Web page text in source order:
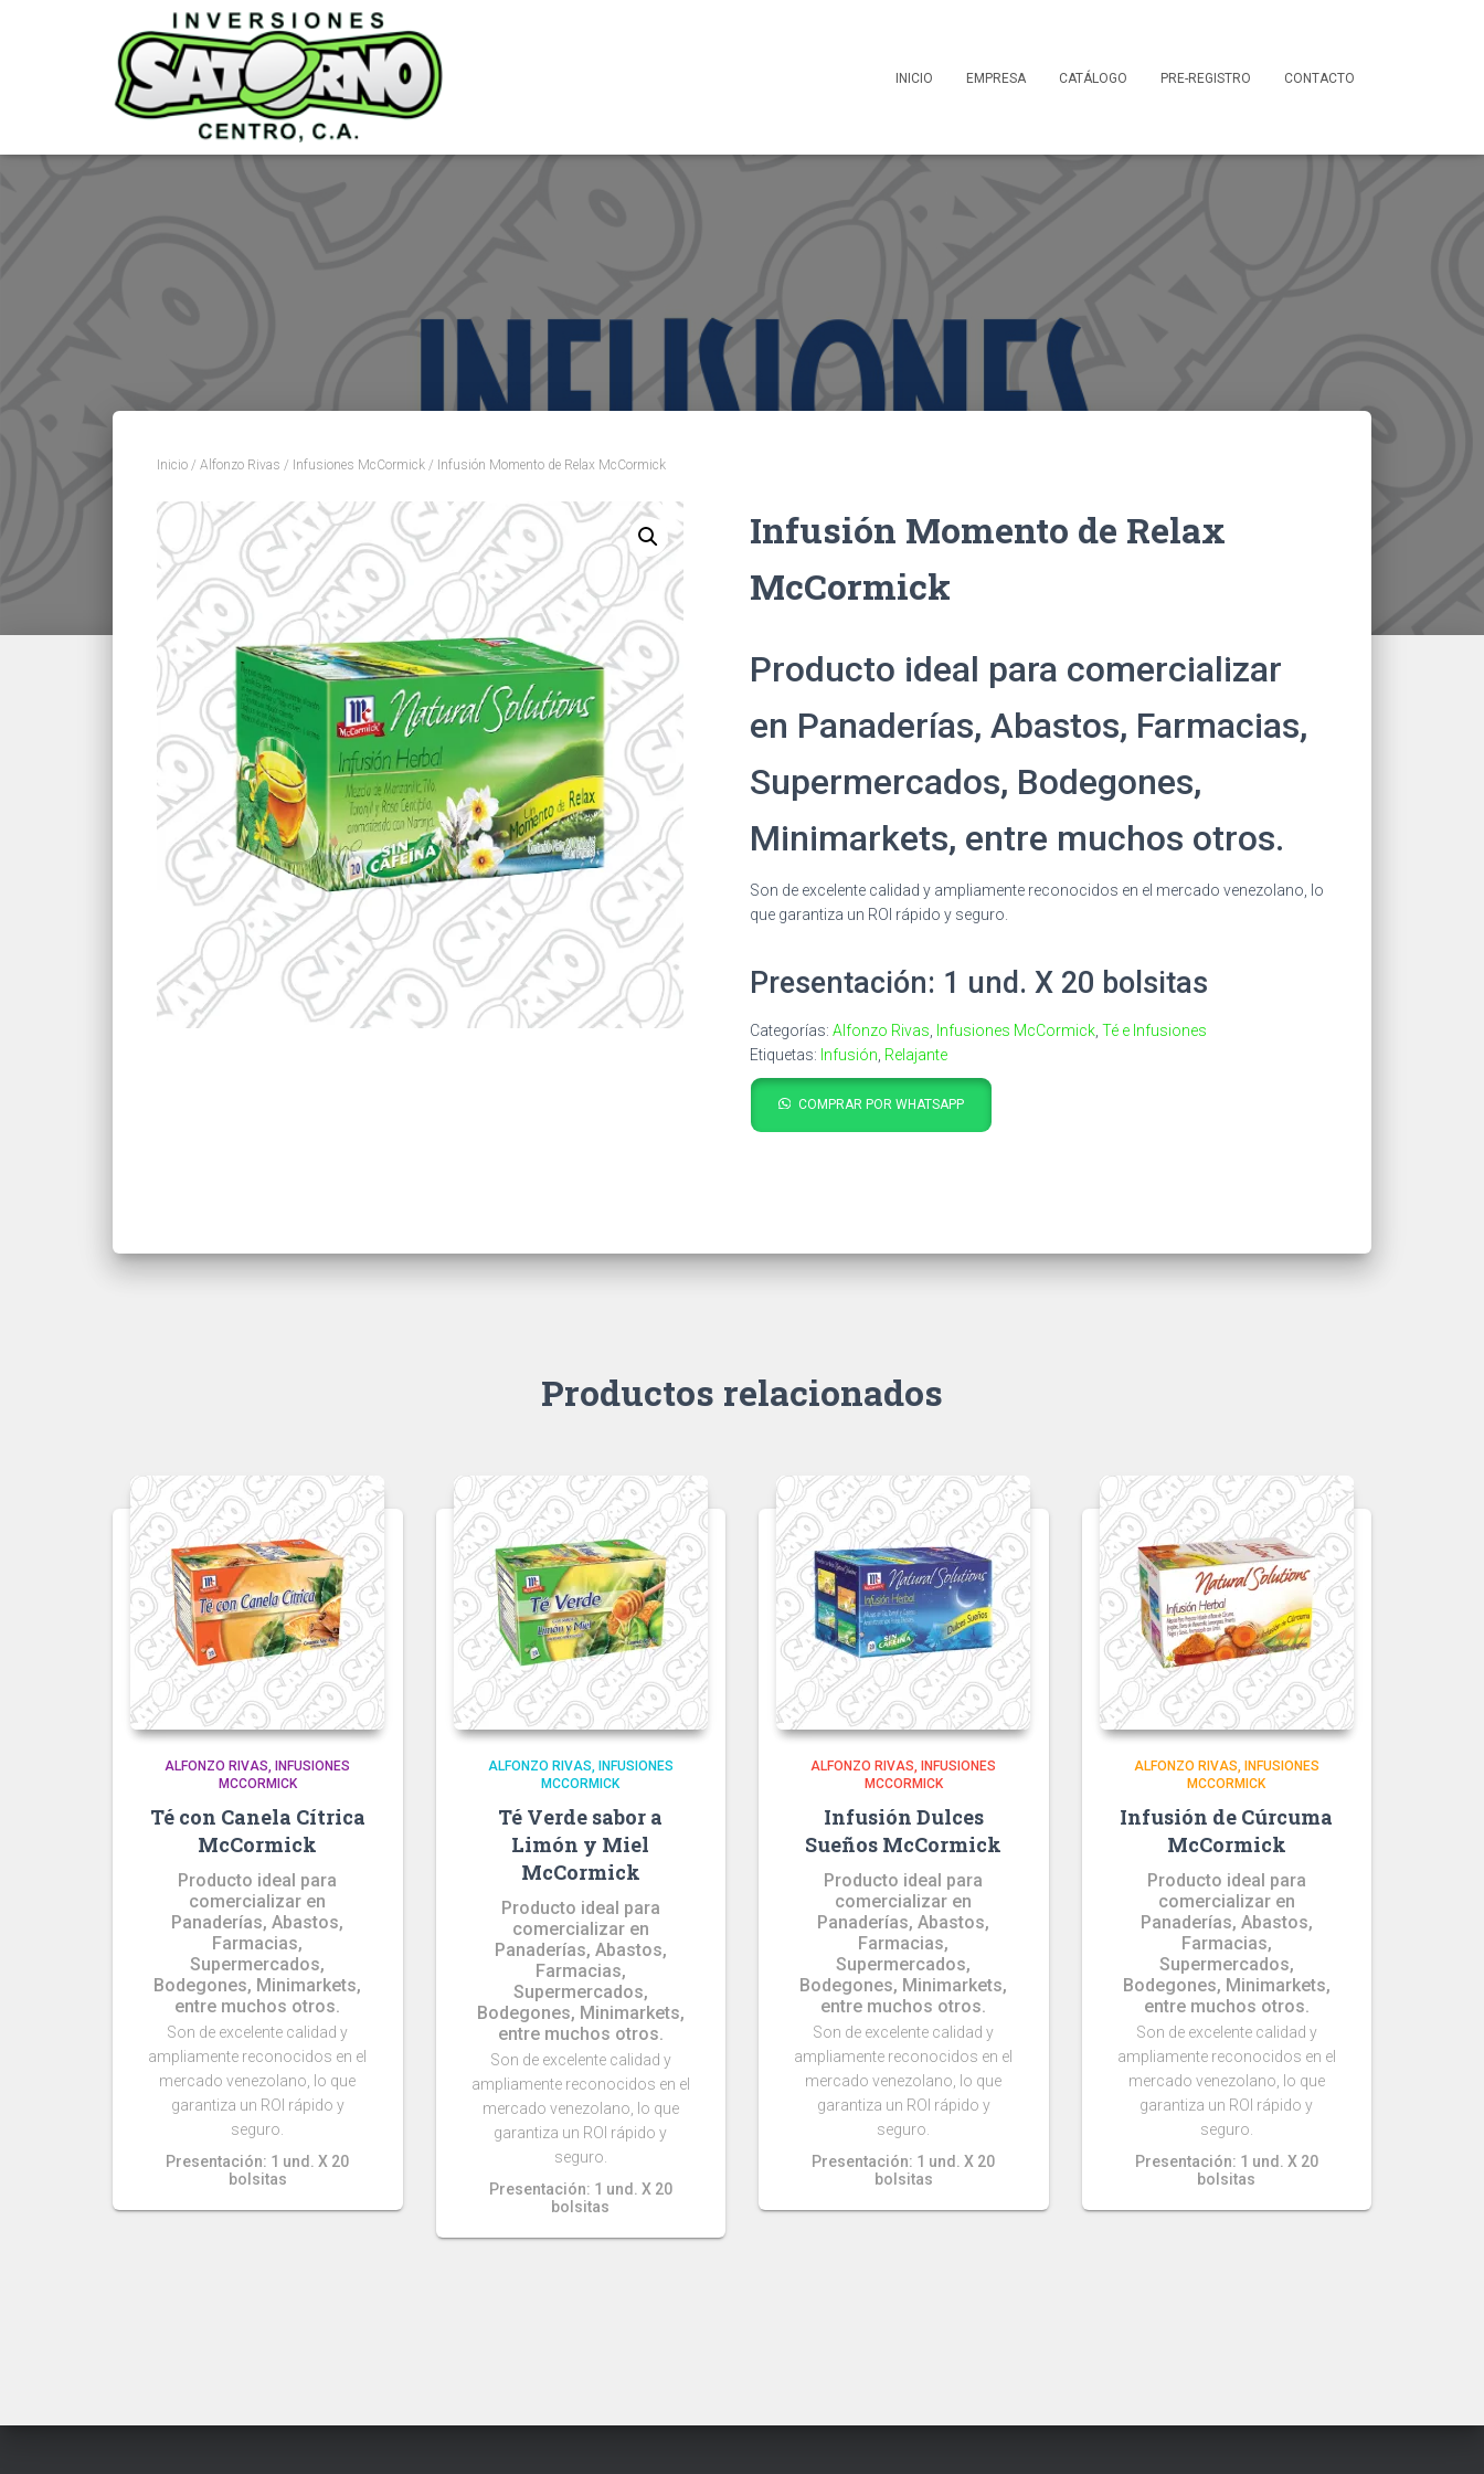
INICIO EMPRESA CATÁLOGO PRE-REGISTRO CONTACTO
Inicio / Alfonzo Rivas / Infusiones McCormick / Infusión Momento de Relax McCormick
Infusión Momento de Relax
McCormick
Producto ideal para comercializar
en Panaderías, Abastos, Farmacias,
Supermercados, Bodegones,
Minimarkets, entre muchos otros.
Son de excelente calidad y ampliamente reconocidos en el mercado venezolano, lo
que garantiza un ROI rápido y seguro.
Presentación: 1 und. X 20 bolsitas
Categorías: Alfonzo Rivas Infusiones McCormick Té e Infusiones
Etiquetas: Infusión Relajante
COMPRAR POR WHATSAPP
Productos relacionados
ALFONZO RIVAS
INFUSIONES
MCCORMICK
Té con Canela Cítrica
McCormick
Producto ideal para
comercializar en
Panaderías, Abastos,
Farmacias,
Supermercados,
Bodegones, Minimarkets,
entre muchos otros.
Son de excelente calidad y
ampliamente reconocidos en el
mercado venezolano, lo que
garantiza un ROI rápido y
seguro.
Presentación: 1 und. X 20
bolsitas
ALFONZO RIVAS
INFUSIONES
MCCORMICK
Té Verde sabor a
Limón y Miel
McCormick
Producto ideal para
comercializar en
Panaderías, Abastos,
Farmacias,
Supermercados,
Bodegones, Minimarkets,
entre muchos otros.
Son de excelente calidad y
ampliamente reconocidos en el
mercado venezolano, lo que
garantiza un ROI rápido y
seguro.
Presentación: 1 und. X 20
bolsitas
ALFONZO RIVAS
INFUSIONES
MCCORMICK
Infusión Dulces
Sueños McCormick
Producto ideal para
comercializar en
Panaderías, Abastos,
Farmacias,
Supermercados,
Bodegones, Minimarkets,
entre muchos otros.
Son de excelente calidad y
ampliamente reconocidos en el
mercado venezolano, lo que
garantiza un ROI rápido y
seguro.
Presentación: 1 und. X 20
bolsitas
ALFONZO RIVAS
INFUSIONES
MCCORMICK
Infusión de Cúrcuma
McCormick
Producto ideal para
comercializar en
Panaderías, Abastos,
Farmacias,
Supermercados,
Bodegones, Minimarkets,
entre muchos otros.
Son de excelente calidad y
ampliamente reconocidos en el
mercado venezolano, lo que
garantiza un ROI rápido y
seguro.
Presentación: 1 und. X 20
bolsitas